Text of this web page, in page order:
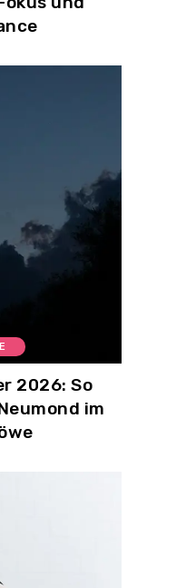
2026: So
im